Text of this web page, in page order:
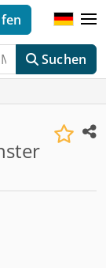
Suchen